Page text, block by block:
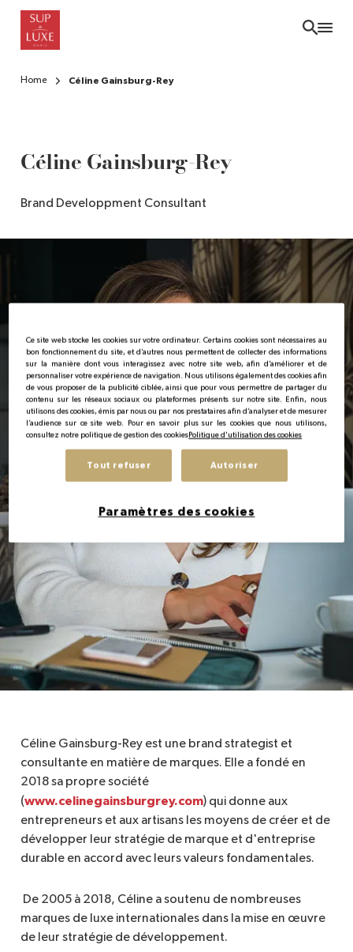
Skip
main
FR
Home Céline Gainsburg-Rey
Céline Gainsburg-Rey
Brand Developpment Consultant
Céline Gainsburg-Rey est une brand strategist et
consultante en matière de marques. Elle a fondé en
2018 sa propre société
(www.celinegainsburgrey.com) qui donne aux
entrepreneurs et aux artisans les moyens de créer et de
développer leur stratégie de marque et d'entreprise
durable en accord avec leurs valeurs fondamentales.
De 2005 à 2018, Céline a soutenu de nombreuses
marques de luxe internationales dans la mise en œuvre
de leur stratégie de développement.
Ce site web stocke les cookies sur votre ordinateur. Certains cookies sont nécessaires au
bon fonctionnement du site, et d’autres nous permettent de collecter des informations
sur la manière dont vous interagissez avec notre site web, afin d’améliorer et de
personnaliser votre expérience de navigation. Nous utilisons également des cookies afin
de vous proposer de la publicité ciblée, ainsi que pour vous permettre de partager du
contenu sur les réseaux sociaux ou plateformes présents sur notre site. Enfin, nous
utilisons des cookies, émis par nous ou par nos prestataires afin d’analyser et de mesurer
l’audience sur ce site web. Pour en savoir plus sur les cookies que nous utilisons,
consultez notre politique de gestion des cookiesPolitique d'utilisation des cookies
Tout refuser Autoriser
Paramètres des cookies